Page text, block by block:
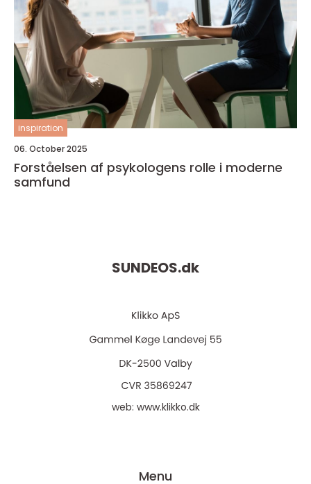
inspiration
06. October 2025
Forståelsen af psykologens rolle i moderne
samfund
SUNDEOS.dk
web: www.klikko.dk
Menu